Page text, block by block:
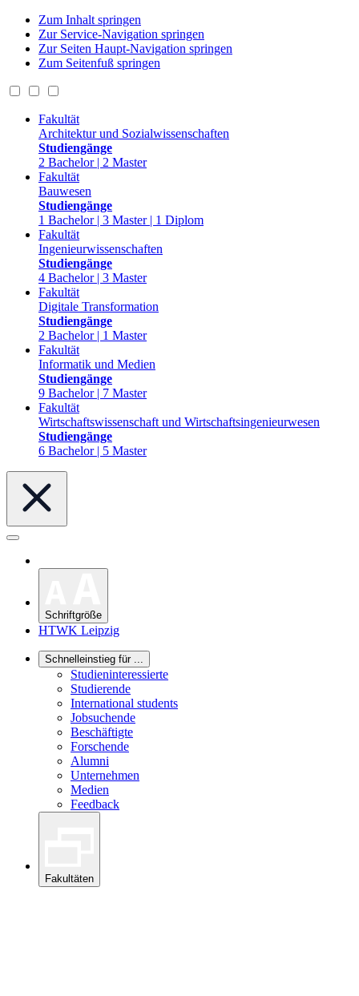
Zum Inhalt springen
Zur Service-Navigation springen
Zur Seiten Haupt-Navigation springen
Zum Seitenfuß springen
Fakultät
Architektur und Sozialwissenschaften
Studiengänge
2 Bachelor | 2 Master
Fakultät
Bauwesen
Studiengänge
1 Bachelor | 3 Master | 1 Diplom
Fakultät
Ingenieurwissenschaften
Studiengänge
4 Bachelor | 3 Master
Fakultät
Digitale Transformation
Studiengänge
2 Bachelor | 1 Master
Fakultät
Informatik und Medien
Studiengänge
9 Bachelor | 7 Master
Fakultät
Wirtschaftswissenschaft und Wirtschaftsingenieurwesen
Studiengänge
6 Bachelor | 5 Master
Schriftgröße
HTWK Leipzig
Schnelleinstieg für ...
Studieninteressierte
Studierende
International students
Jobsuchende
Beschäftigte
Forschende
Alumni
Unternehmen
Medien
Feedback
Fakultäten